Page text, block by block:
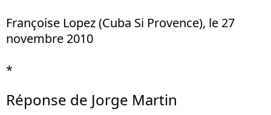
Françoise Lopez (Cuba Si Provence), le 27
novembre 2010
*
Réponse de Jorge Martin